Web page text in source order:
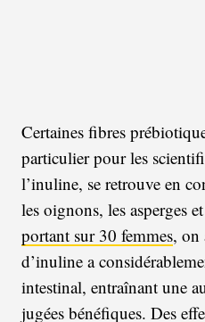
Certaines fibres
particulier pour les
l’inuline, se retrouve en
les oignons, les asperges
portant sur 30 femmes, on
d’inuline a
intestinal, entraînant une
jugées bénéfiques. Des